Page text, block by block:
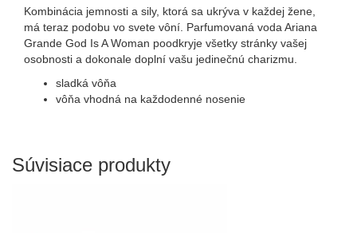
Kombinácia jemnosti a sily, ktorá sa ukrýva v každej žene,
má teraz podobu vo svete vôní. Parfumovaná voda Ariana
Grande God Is A Woman poodkryje všetky stránky vašej
osobnosti a dokonale doplní vašu jedinečnú charizmu.
sladká vôňa
vôňa vhodná na každodenné nosenie
Súvisiace produkty